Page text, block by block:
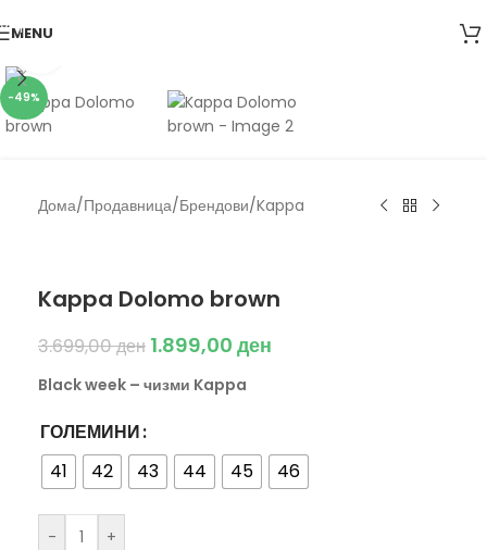
Skip to navigation
Skip to main content
MENU
-49%
Дома/Продавница/Брендови/Kappa
Kappa Dolomo brown
3.699,00ден 1.899,00 ден
Black week – чизми Kappa
ГОЛЕМИНИ
41
42 43 44 45 46
- +